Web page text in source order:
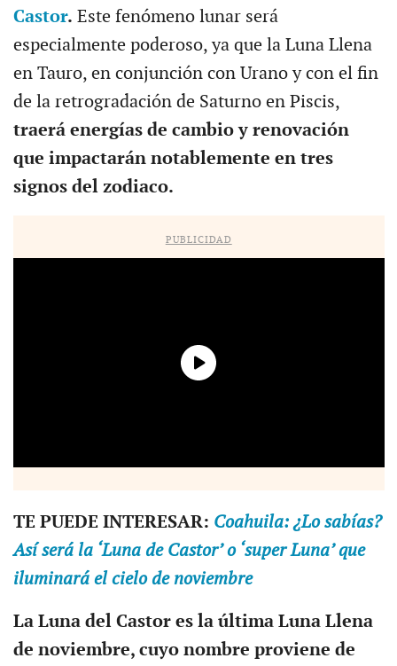
Castor. Este fenómeno lunar será
especialmente poderoso, ya que la Luna Llena
en Tauro, en conjunción con Urano y con el fin
de la retrogradación de Saturno en Piscis,
traerá energías de cambio y renovación
que impactarán notablemente en tres
signos del zodiaco.
PUBLICIDAD
TE PUEDE INTERESAR: Coahuila: ¿Lo sabías?
Así será la ‘Luna de Castor’ o ‘super Luna’ que
iluminará el cielo de noviembre
La Luna del Castor es la última Luna Llena
de noviembre, cuyo nombre proviene de